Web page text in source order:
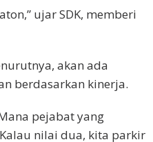
ujar SDK, memberi
akan ada
berdasarkan kinerja.
pejabat yang
nilai dua, kita parkir